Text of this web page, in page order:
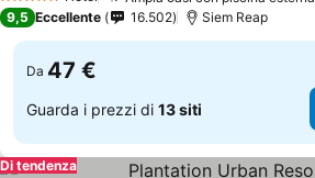
5 Stelle
9,5 Eccellente 16.502 Siem Reap
Da 47 €
Guarda i prezzi di 13 siti
Di tendenza